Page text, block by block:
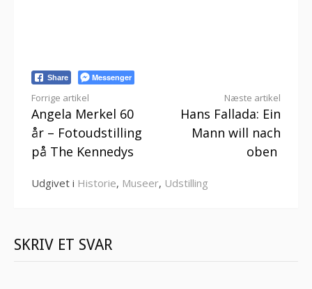
Share Messenger
Læs
videre
Forrige artikel
Angela Merkel 60
år – Fotoudstilling
på The Kennedys
Næste artikel
Hans Fallada: Ein
Mann will nach
oben
Udgivet i Historie, Museer, Udstilling
SKRIV ET SVAR